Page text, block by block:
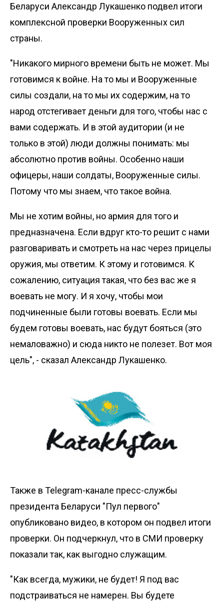
Беларуси Александр Лукашенко подвел итоги
комплексной проверки Вооруженных сил
страны.
"Никакого мирного времени быть не может. Мы
готовимся к войне. На то мы и Вооруженные
силы создали, на то мы их содержим, на то
народ отстегивает деньги для того, чтобы нас с
вами содержать. И в этой аудитории (и не
только в этой) люди должны понимать: мы
абсолютно против войны. Особенно наши
офицеры, наши солдаты, Вооруженные силы.
Потому что мы знаем, что такое война.
Мы не хотим войны, но армия для того и
предназначена. Если вдруг кто-то решит с нами
разговаривать и смотреть на нас через прицелы
оружия, мы ответим. К этому и готовимся. К
сожалению, ситуация такая, что без вас же я
воевать не могу. И я хочу, чтобы мои
подчиненные были готовы воевать. Если мы
будем готовы воевать, нас будут бояться (это
немаловажно) и сюда никто не полезет. Вот моя
цель", - сказал Александр Лукашенко.
Также в Telegram-канале пресс-службы
президента Беларуси "Пул первого"
опубликовано видео, в котором он подвел итоги
проверки. Он подчеркнул, что в СМИ проверку
показали так, как выгодно служащим.
"Как всегда, мужики, не будет! Я под вас
подстраиваться не намерен. Вы будете